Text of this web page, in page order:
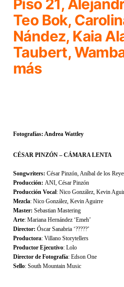
Piso 21,
Teo Bok,
Nández, Kaia
Taubert,
más
Fotografías: Andrea Wattley
CÉSAR PINZÓN – CÁMARA LENTA
Songwriters: César Pinzón, Aníbal de los
Producción: ANI, César Pinzón
Producción Vocal: Nico González, Kevin
Mezcla: Nico González, Kevin Aguirre
Master: Sebastian Mastering
Arte: Mariana Hernández ‘Emeh’
Director: Óscar Sanabria ‘?????’
Productora: Villano Storytellers
Productor Ejecutivo: Lolo
Director de Fotografía: Edson One
Sello: South Mountain Music